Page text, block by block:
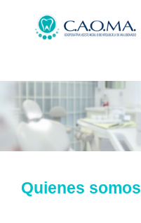
Quienes somos